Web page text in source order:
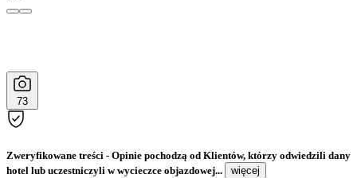
73
Zweryfikowane treści - Opinie pochodzą od Klientów, którzy odwiedzili dany
hotel lub uczestniczyli w wycieczce objazdowej...
więcej